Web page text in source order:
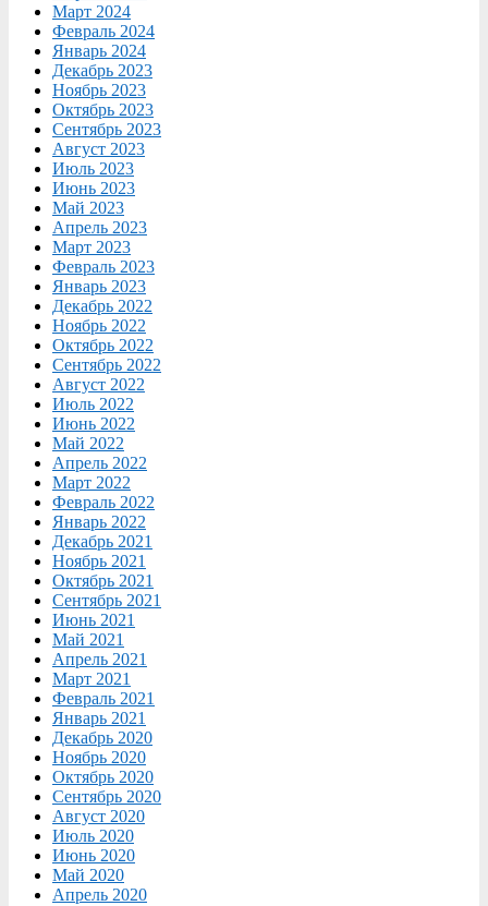
Март 2024
Февраль 2024
Январь 2024
Декабрь 2023
Ноябрь 2023
Октябрь 2023
Сентябрь 2023
Август 2023
Июль 2023
Июнь 2023
Май 2023
Апрель 2023
Март 2023
Февраль 2023
Январь 2023
Декабрь 2022
Ноябрь 2022
Октябрь 2022
Сентябрь 2022
Август 2022
Июль 2022
Июнь 2022
Май 2022
Апрель 2022
Март 2022
Февраль 2022
Январь 2022
Декабрь 2021
Ноябрь 2021
Октябрь 2021
Сентябрь 2021
Июнь 2021
Май 2021
Апрель 2021
Март 2021
Февраль 2021
Январь 2021
Декабрь 2020
Ноябрь 2020
Октябрь 2020
Сентябрь 2020
Август 2020
Июль 2020
Июнь 2020
Май 2020
Апрель 2020